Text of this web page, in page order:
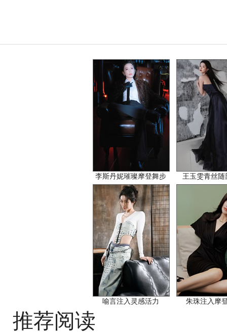
李斯丹妮璀璨摩登舞步 王玉雯青丝随
喻言注入灵感活力 朱珠注入摩
推荐阅读